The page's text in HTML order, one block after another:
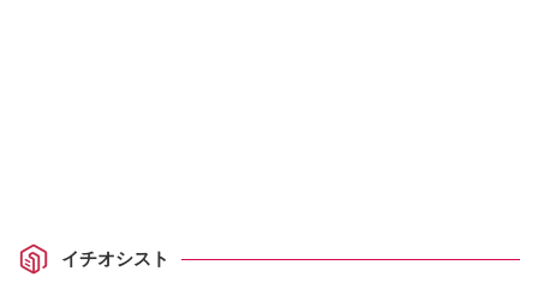
イチオシスト